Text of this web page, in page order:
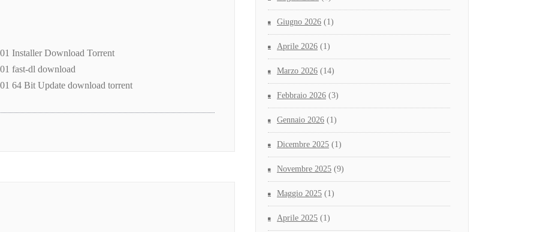
Installer Download Torrent
fast-dl download
64 Bit Update download torrent
Giugno 2026 (1)
Aprile 2026 (1)
Marzo 2026 (14)
Febbraio 2026 (3)
Gennaio 2026 (1)
Dicembre 2025 (1)
Novembre 2025 (9)
Maggio 2025 (1)
Aprile 2025 (1)